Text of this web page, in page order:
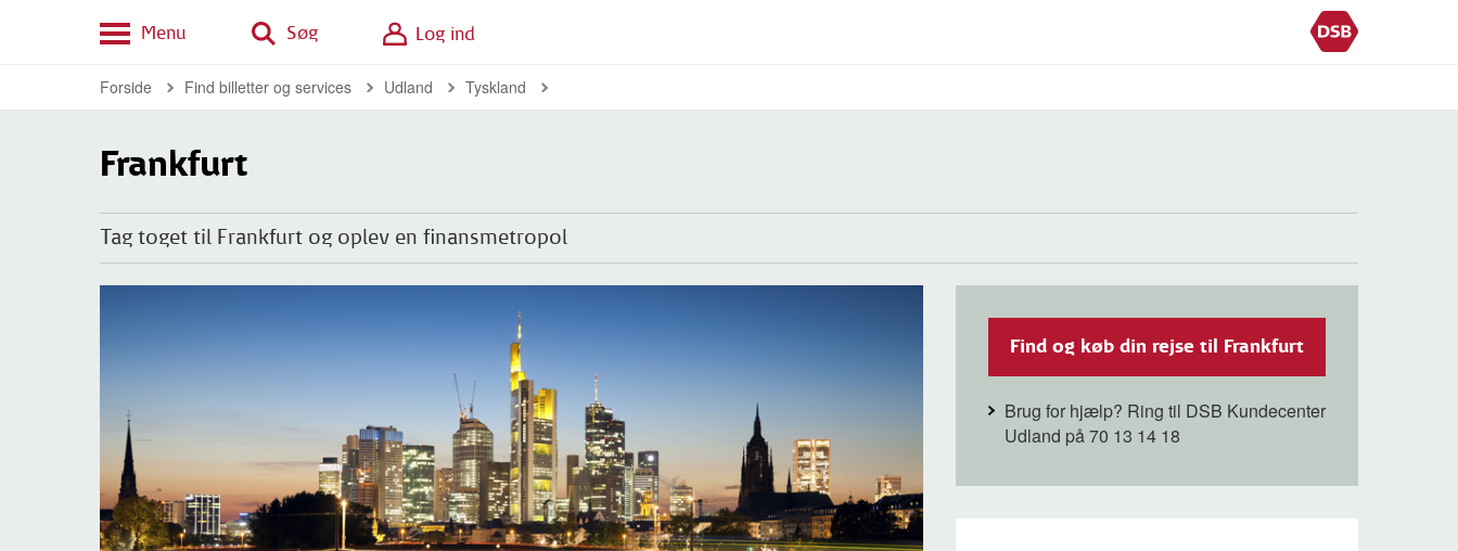
Menu Søg Log ind
Forside Find billetter og services Udland Tyskland
Frankfurt
Tag toget til Frankfurt og oplev en finansmetropol
Find og køb din rejse til Frankfurt
Brug for hjælp? Ring til DSB Kundecenter
Udland på 70 13 14 18